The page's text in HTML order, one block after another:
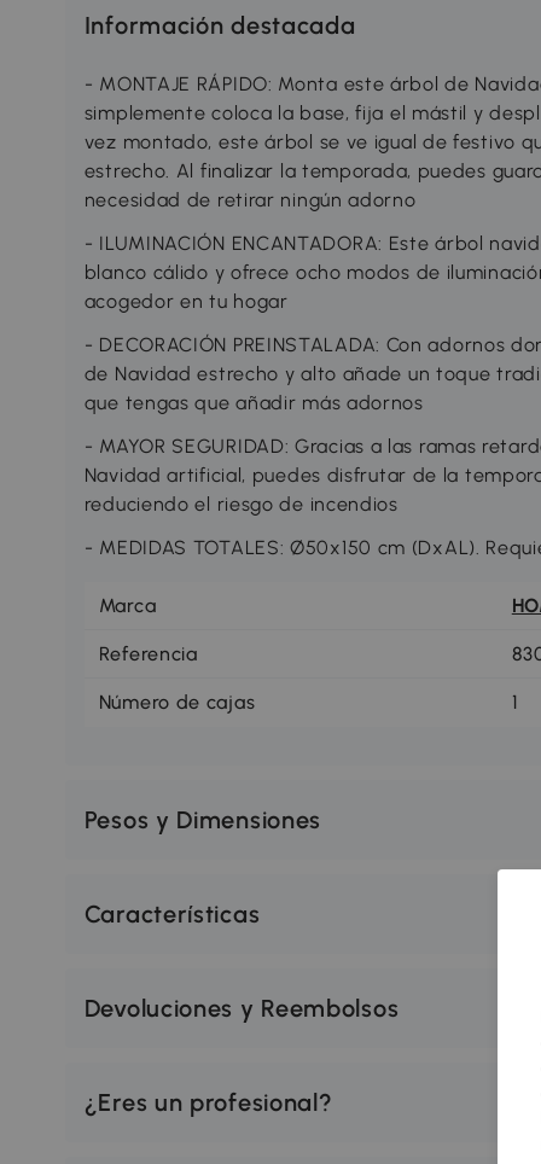
Información destacada
- MONTAJE RÁPIDO: Monta este árbol de
simplemente coloca la base, fija el mástil y
vez montado, este árbol se ve igual de festivo
estrecho. Al finalizar la temporada, puedes
necesidad de retirar ningún adorno
- ILUMINACIÓN ENCANTADORA: Este árbol
blanco cálido y ofrece ocho modos de
acogedor en tu hogar
- DECORACIÓN PREINSTALADA: Con adornos
de Navidad estrecho y alto añade un toque
que tengas que añadir más adornos
- MAYOR SEGURIDAD: Gracias a las ramas
Navidad artificial, puedes disfrutar de la
reduciendo el riesgo de incendios
- MEDIDAS TOTALES: Ø50x150 cm (DxAL).
Marca
Referencia
Número de cajas 1
Pesos y Dimensiones
Características
Devoluciones y Reembolsos
¿Eres un profesional?